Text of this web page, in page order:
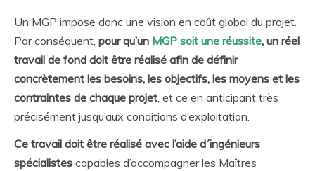
Un MGP impose donc une vision en coût global du projet.
Par conséquent, pour qu’un MGP soit une réussite, un réel
travail de fond doit être réalisé afin de définir
concrètement les besoins, les objectifs, les moyens et les
contraintes de chaque projet, et ce en anticipant très
précisément jusqu’aux conditions d’exploitation.
Ce travail doit être réalisé avec l’aide d´ingénieurs
spécialistes capables d’accompagner les Maîtres